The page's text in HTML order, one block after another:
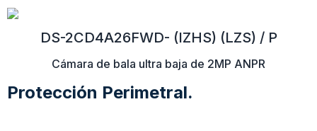
DS-2CD4A26FWD- (IZHS) (LZS) / P
Cámara de bala ultra baja de 2MP ANPR
Protección Perimetral.